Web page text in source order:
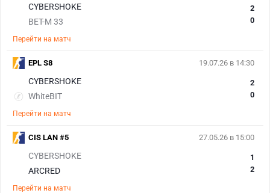
CYBERSHOKE
BET-M 33
2
0
Перейти на матч
19.07.26 в 14:30
CYBERSHOKE
WhiteBIT
2
0
Перейти на матч
EPL S8
27.05.26 в 15:00
CYBERSHOKE
ARCRED
1
2
Перейти на матч
CIS LAN #5